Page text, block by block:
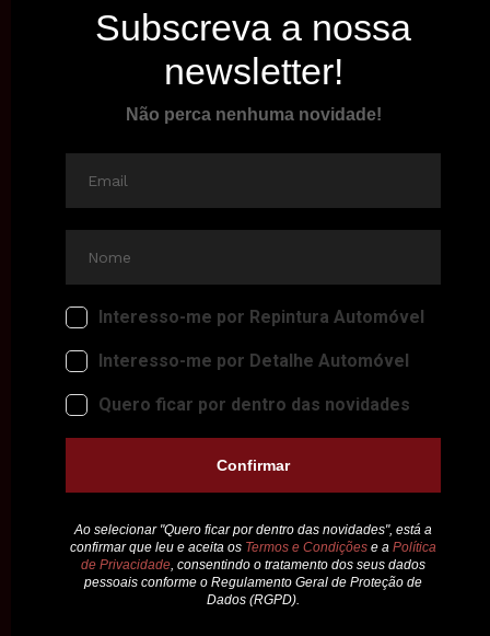
PREPARE O SEU VEÍCULO PARA O INVERNO COM PRODUTOS
PRECISÃO E QUALIDADE PARA A REPINTURA E DETALHE
AUTOMÓVEL: AS FITAS HPX
2023-10-02
VER MAIS